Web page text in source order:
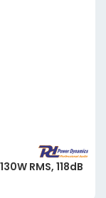
RMS, 118dB